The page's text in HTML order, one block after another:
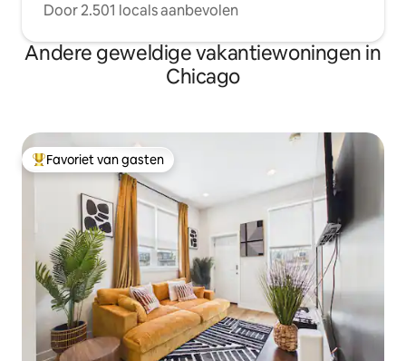
Door 2.501 locals aanbevolen
Andere geweldige vakantiewoningen in
Chicago
Topfavoriet van gasten
Favoriet van gasten